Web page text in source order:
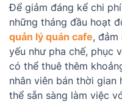
Để giảm đáng kể chi
những tháng đầu hoạt
quản lý quán cafe,
yếu như pha chế, phục
có thể thuê thêm
nhân viên bán thời gian
thể sẵn sàng làm việc